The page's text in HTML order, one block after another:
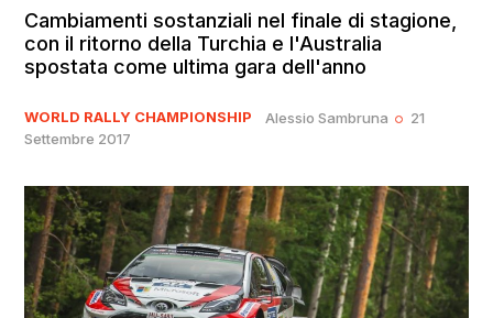
Cambiamenti sostanziali nel finale di stagione,
con il ritorno della Turchia e l'Australia
spostata come ultima gara dell'anno
WORLD RALLY CHAMPIONSHIP Alessio Sambruna
21
Settembre 2017